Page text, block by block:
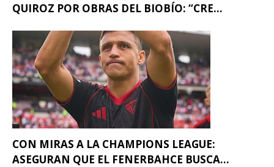
QUIROZ POR OBRAS DEL BIOBÍO: “CRE...
CON MIRAS A LA CHAMPIONS LEAGUE:
ASEGURAN QUE EL FENERBAHCE BUSCA...